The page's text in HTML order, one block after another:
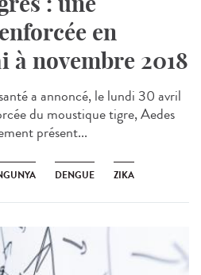
en
à novembre 2018
a annoncé, le lundi 30 avril
du moustique tigre, Aedes
présent...
DENGUE ZIKA